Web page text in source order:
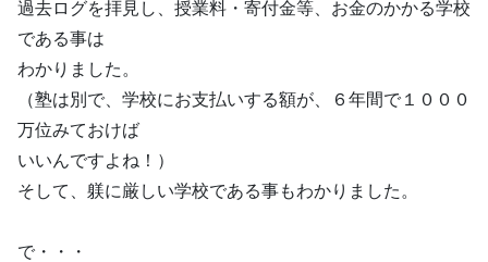
過去ログを拝見し、授業料・寄付金等、お金のかかる学校
である事は
わかりました。
（塾は別で、学校にお支払いする額が、６年間で１０００
万位みておけば
いいんですよね！）
そして、躾に厳しい学校である事もわかりました。
で・・・